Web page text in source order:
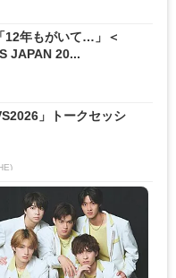
12年もがいて…」＜
JAPAN 20...
」トークセッシ